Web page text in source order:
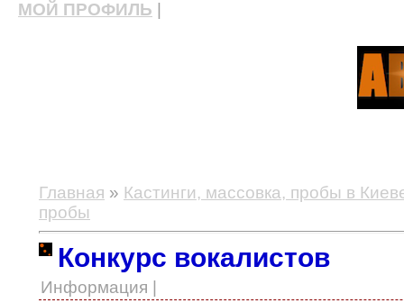
МОЙ ПРОФИЛЬ
Главная » Кастинги, массовка, пробы в
пробы
Конкурс вокалистов
Информация |